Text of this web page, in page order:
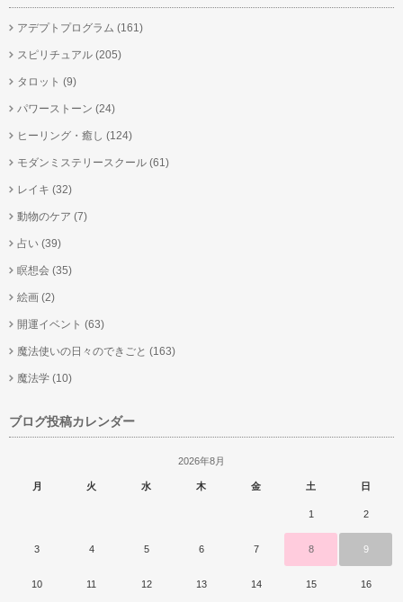
アデプトプログラム (161)
スピリチュアル (205)
タロット (9)
パワーストーン (24)
ヒーリング・癒し (124)
モダンミステリースクール (61)
レイキ (32)
動物のケア (7)
占い (39)
瞑想会 (35)
絵画 (2)
開運イベント (63)
魔法使いの日々のできごと (163)
魔法学 (10)
ブログ投稿カレンダー
2026年8月
月 火 水 木 金 土 日
1 2
3 4 5 6 7 8 9
10 11 12 13 14 15 16